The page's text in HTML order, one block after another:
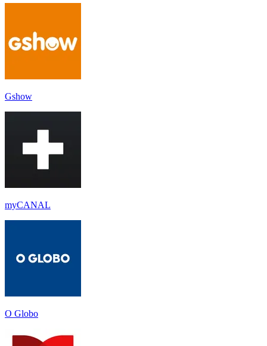
Gshow
myCANAL
O Globo